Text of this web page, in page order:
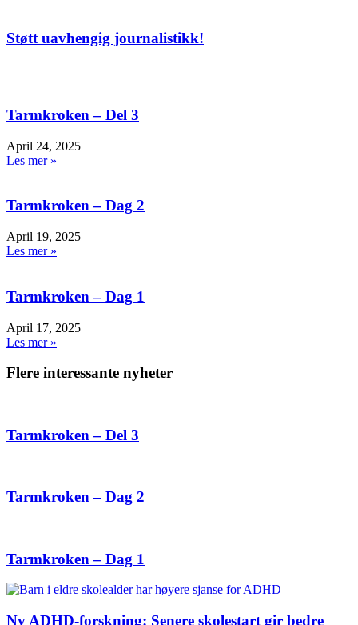
Støtt uavhengig journalistikk!
Tarmkroken – Del 3
April 24, 2025
Les mer »
Tarmkroken – Dag 2
April 19, 2025
Les mer »
Tarmkroken – Dag 1
April 17, 2025
Les mer »
Flere interessante nyheter
Tarmkroken – Del 3
Tarmkroken – Dag 2
Tarmkroken – Dag 1
Ny ADHD-forskning: Senere skolestart gir bedre